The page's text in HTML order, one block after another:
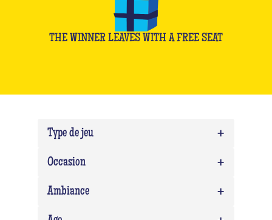
THE WINNER LEAVES WITH A FREE SEAT
Type de jeu +
Quiz 0
Occasion +
Team building 0
Ambiance +
0